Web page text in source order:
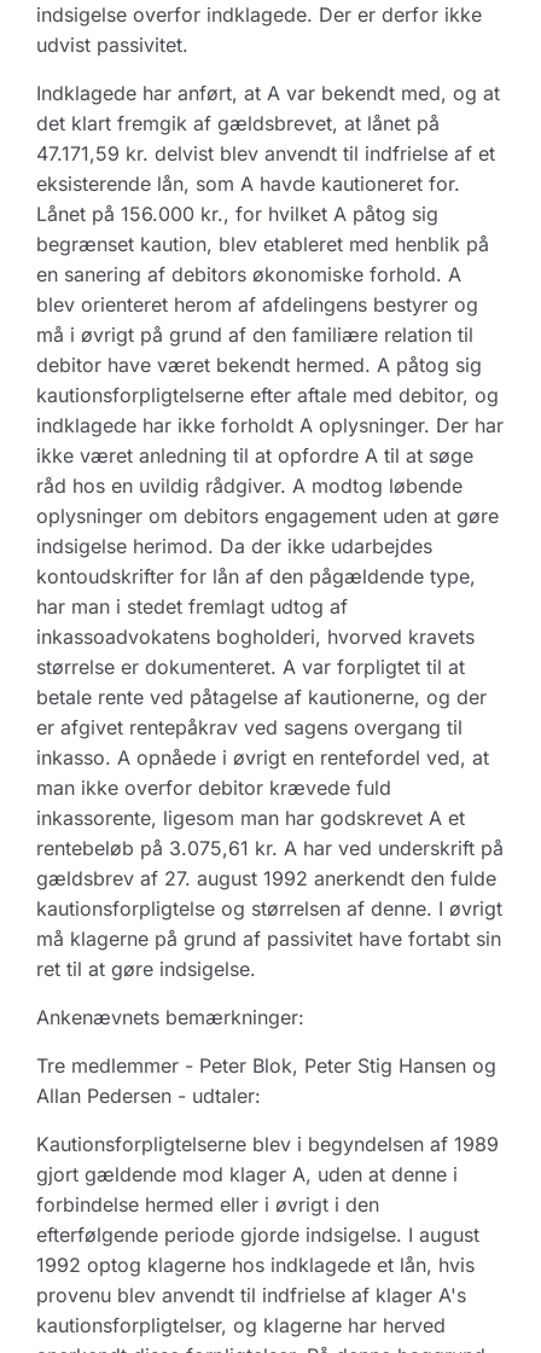
indsigelse overfor indklagede. Der er derfor ikke
udvist passivitet.
Indklagede har anført, at A var bekendt med, og at
det klart fremgik af gældsbrevet, at lånet på
47.171,59 kr. delvist blev anvendt til indfrielse af et
eksisterende lån, som A havde kautioneret for.
Lånet på 156.000 kr., for hvilket A påtog sig
begrænset kaution, blev etableret med henblik på
en sanering af debitors økonomiske forhold. A
blev orienteret herom af afdelingens bestyrer og
må i øvrigt på grund af den familiære relation til
debitor have været bekendt hermed. A påtog sig
kautionsforpligtelserne efter aftale med debitor, og
indklagede har ikke forholdt A oplysninger. Der har
ikke været anledning til at opfordre A til at søge
råd hos en uvildig rådgiver. A modtog løbende
oplysninger om debitors engagement uden at gøre
indsigelse herimod. Da der ikke udarbejdes
kontoudskrifter for lån af den pågældende type,
har man i stedet fremlagt udtog af
inkassoadvokatens bogholderi, hvorved kravets
størrelse er dokumenteret. A var forpligtet til at
betale rente ved påtagelse af kautionerne, og der
er afgivet rentepåkrav ved sagens overgang til
inkasso. A opnåede i øvrigt en rentefordel ved, at
man ikke overfor debitor krævede fuld
inkassorente, ligesom man har godskrevet A et
rentebeløb på 3.075,61 kr. A har ved underskrift på
gældsbrev af 27. august 1992 anerkendt den fulde
kautionsforpligtelse og størrelsen af denne. I øvrigt
må klagerne på grund af passivitet have fortabt sin
ret til at gøre indsigelse.
Ankenævnets bemærkninger:
Tre medlemmer - Peter Blok, Peter Stig Hansen og
Allan Pedersen - udtaler:
Kautionsforpligtelserne blev i begyndelsen af 1989
gjort gældende mod klager A, uden at denne i
forbindelse hermed eller i øvrigt i den
efterfølgende periode gjorde indsigelse. I august
1992 optog klagerne hos indklagede et lån, hvis
provenu blev anvendt til indfrielse af klager A's
kautionsforpligtelser, og klagerne har herved